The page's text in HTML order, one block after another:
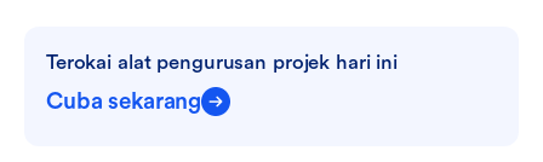
Terokai alat pengurusan projek hari ini
Cuba sekarang